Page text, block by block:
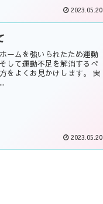
2023.05.20
ームを強いられたため運動
して運動不足を解消するべ
をよくお見かけします。 実
2023.05.20